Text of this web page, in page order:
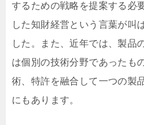
するための戦略を提案する必
した知財経営という言葉が叫
した。また、近年では、製品
は個別の技術分野であったも
術、特許を融合して一つの製
にもあります。